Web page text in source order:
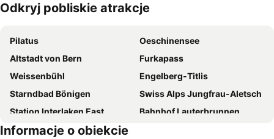
Powiększ mapę
Odkryj pobliskie atrakcje
Pilatus
Oeschinensee
Altstadt von Bern
Furkapass
Weissenbühl
Engelberg-Titlis
Starndbad Bönigen
Swiss Alps Jungfrau-Aletsch
Station Interlaken East
Bahnhof Lauterbrunnen
Jungfrau Marathon
Informacje o obiekcie